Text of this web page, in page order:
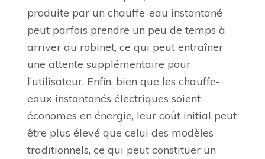
produite par un chauffe-eau instantané
peut parfois prendre un peu de temps à
arriver au robinet, ce qui peut entraîner
une attente supplémentaire pour
l’utilisateur. Enfin, bien que les chauffe-
eaux instantanés électriques soient
économes en énergie, leur coût initial peut
être plus élevé que celui des modèles
traditionnels, ce qui peut constituer un